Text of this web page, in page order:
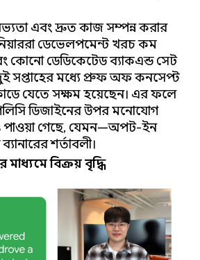
এবং দ্রুত কাজ সম্পন্ন করার
ডেভেলপমেন্ট খরচ কম
কোনো ডেডিকেটেড ব্যাকএন্ড সেট
সপ্তাহের মধ্যে প্রুফ অফ কনসেপ্ট
যেতে সক্ষম হয়েছেন। এর ফলে
ডিজাইনের উপর মনোযোগ
পাওয়া গেছে, যেমন—অপট-ইন
শর্তাবলী।
মাধ্যমে বিক্রয় বৃদ্ধি